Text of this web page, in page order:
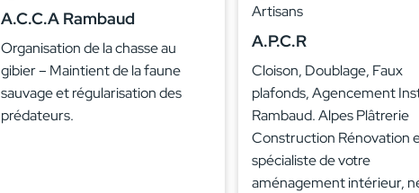
A.C.C.A Rambaud
Organisation de la chasse au
gibier – Maintient de la faune
sauvage et régularisation des
prédateurs.
Artisans
A.P.C.R
Cloison, Doublage, Faux
plafonds, Agencement
Rambaud. Alpes Plâtrerie
Construction Rénovation
spécialiste de votre
aménagement intérieur,